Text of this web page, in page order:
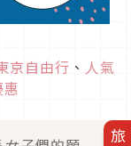
京自由行 、 人氣